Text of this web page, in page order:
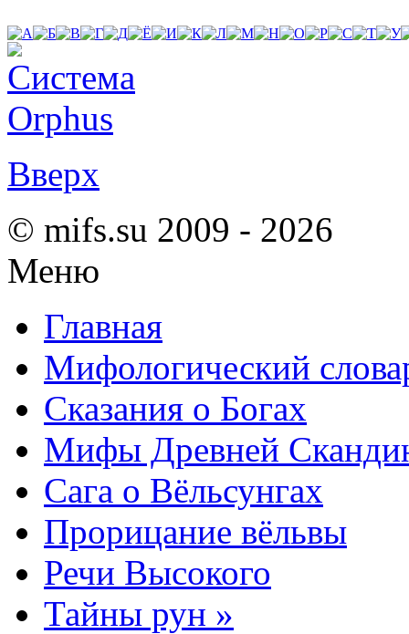
Вверх
© mifs.su 2009 - 2026
Меню
Главная
Мифологический
Сказания о Богах
Мифы Древней
Сага о Вёльсунгах
Прорицание вёльвы
Речи Высокого
Тайны рун »